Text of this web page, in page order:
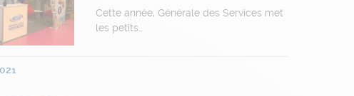
Cette année, Générale des Services met
les petits…